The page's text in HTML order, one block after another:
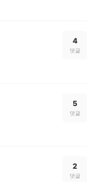
4
댓글
5
댓글
2
댓글